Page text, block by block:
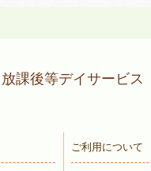
いて
放課後等デイサービス
ご利用について